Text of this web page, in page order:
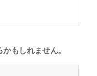
もしれません。